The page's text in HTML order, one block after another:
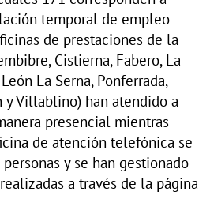
temporal de empleo
de prestaciones de la
Cistierna, Fabero, La
La Serna, Ponferrada,
y Villablino) han atendido a
presencial mientras
de atención telefónica se
y se han gestionado
a través de la página